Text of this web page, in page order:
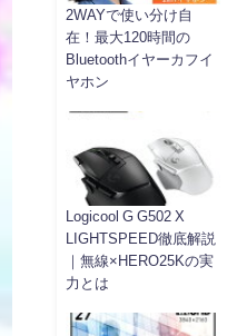
2WAYで使い分け自
在！最大120時間の
Bluetoothイヤーカフイ
ヤホン
Logicool G G502 X
LIGHTSPEED徹底解説
｜無線×HERO25Kの実
力とは